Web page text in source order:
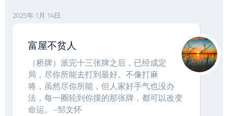
2025年 1月 14日
富屋不贫人
（桥牌）派完十三张牌之后，已经成定
局，尽你所能去打到最好。不像打麻
将，虽然尽你所能，但人家好手气也没办
法，每一圈轮到你摸的那张牌，都可以改变
命运。–邹文怀